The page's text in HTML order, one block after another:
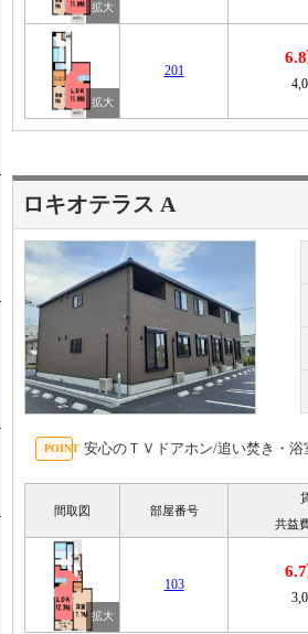
201
ロキオテラス A
安心のＴＶドアホン/追い焚き・
間取図 部屋番号
共益
103